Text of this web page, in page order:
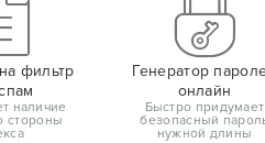
фильтр
наличие
стороны
Генератор
онлайн
Быстро придумает
безопасный
нужной длины